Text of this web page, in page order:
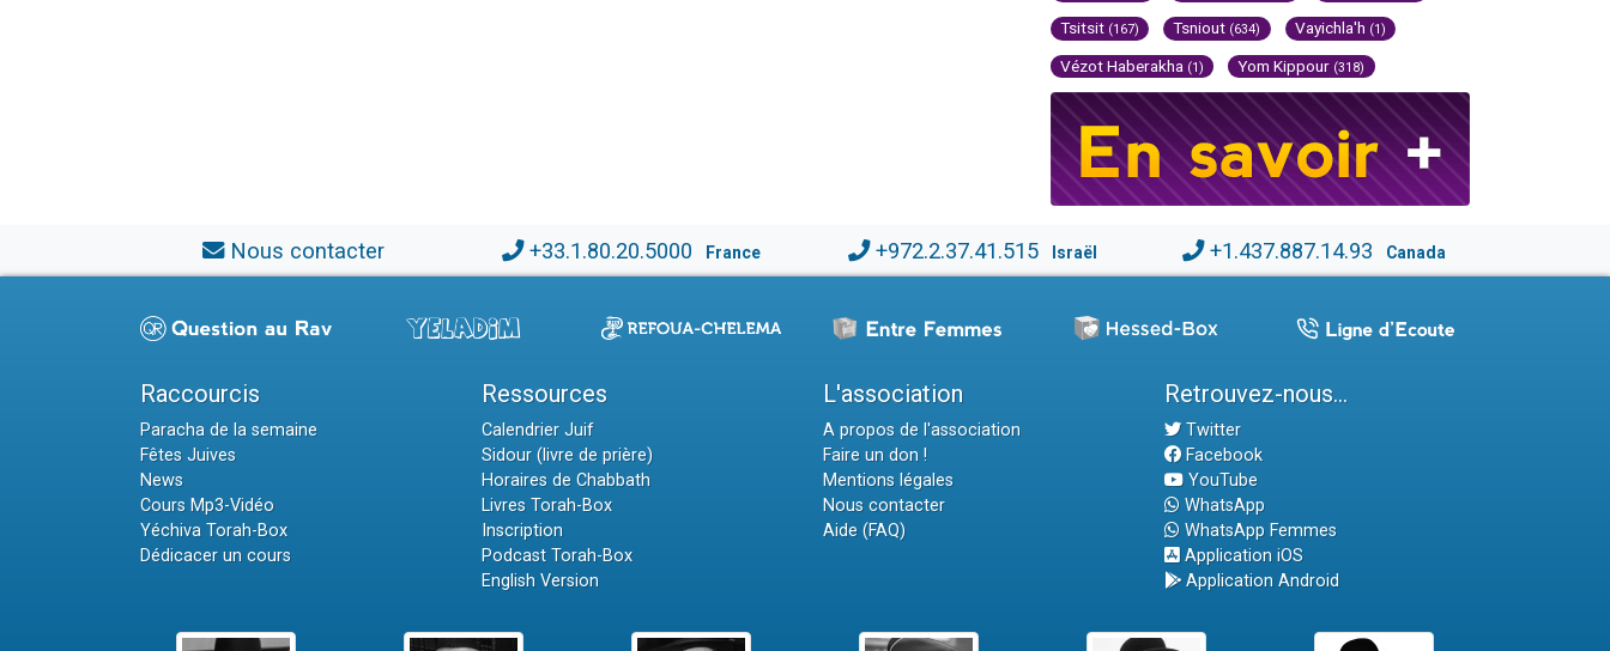
Tsitsit (167) Tsniout (634) Vayichla'h (1)
Vézot Haberakha (1) Yom Kippour (318)
Nous contacter +33.1.80.20.5000 France +972.2.37.41.515 Israël +1.437.887.14.93 Canada
Raccourcis
Paracha de la semaine
Fêtes Juives
News
Cours Mp3-Vidéo
Yéchiva Torah-Box
Dédicacer un cours
Ressources
Calendrier Juif
Sidour (livre de prière)
Horaires de Chabbath
Livres Torah-Box
Inscription
Podcast Torah-Box
English Version
L'association
A propos de l'association
Faire un don !
Mentions légales
Nous contacter
Aide (FAQ)
Retrouvez-nous...
Twitter
Facebook
YouTube
WhatsApp
WhatsApp Femmes
Application iOS
Application Android